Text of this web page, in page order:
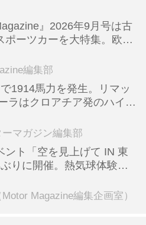
』2026年9月号は古
ポーツカーを大特集。欧州
編集部
1914馬力を発生。リマッ
ラはクロアチア発のハイパ
マガジン編集部
ント「空を見上げて IN 東
りに開催。熱気球体験搭
Magazine編集企画室）